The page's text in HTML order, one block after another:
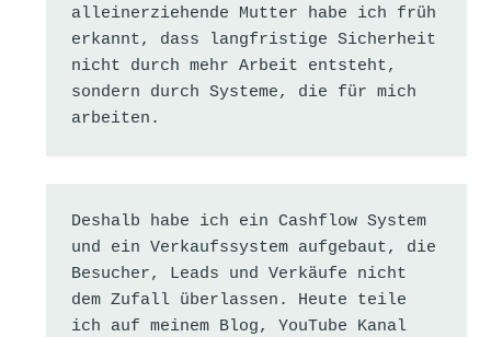
alleinerziehende Mutter habe ich früh
erkannt, dass langfristige Sicherheit
nicht durch mehr Arbeit entsteht,
sondern durch Systeme, die für mich
arbeiten.
Deshalb habe ich ein Cashflow System
und ein Verkaufssystem aufgebaut, die
Besucher, Leads und Verkäufe nicht
dem Zufall überlassen. Heute teile
ich auf meinem Blog, YouTube Kanal